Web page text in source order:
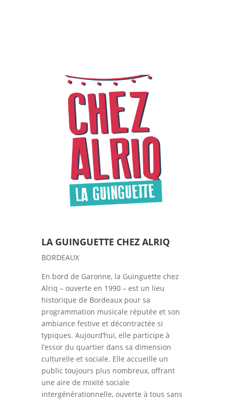
LA GUINGUETTE CHEZ ALRIQ
BORDEAUX
En bord de Garonne, la Guinguette chez
Alriq – ouverte en 1990 – est un lieu
historique de Bordeaux pour sa
programmation musicale réputée et son
ambiance festive et décontractée si
typiques. Aujourd’hui, elle participe à
l’essor du quartier dans sa dimension
culturelle et sociale. Elle accueille un
public toujours plus nombreux, offrant
une aire de mixité sociale
intergénérationnelle, ouverte à tous sans